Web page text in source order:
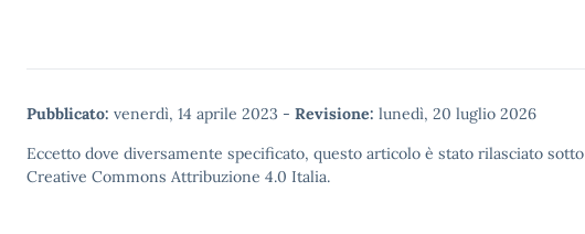
Pubblicato: venerdì, 14 aprile 2023 - Revisione: lunedì, 20 luglio 2026
Eccetto dove diversamente specificato, questo articolo è stato rilasciato sotto
Creative Commons Attribuzione 4.0 Italia.